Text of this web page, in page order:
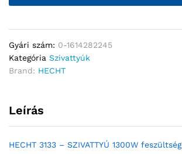
Gyári szám: 0-1614282245
Kategória Szivattyúk
Brand: HECHT
Leírás
HECHT 3133 – SZIVATTYÚ 1300W feszültség